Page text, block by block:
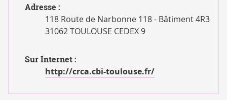
Adresse :
118 Route de Narbonne 118 - Bâtiment 4R3
31062 TOULOUSE CEDEX 9
Sur Internet :
http://crca.cbi-toulouse.fr/